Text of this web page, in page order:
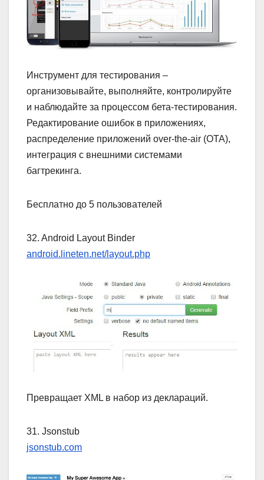
Инструмент для тестирования –
организовывайте, выполняйте, контролируйте
и наблюдайте за процессом бета-тестирования.
Редактирование ошибок в приложениях,
распределение приложений over-the-air (OTA),
интеграция с внешними системами
багтрекинга.
Бесплатно до 5 пользователей
32. Android Layout Binder
android.lineten.net/layout.php
Превращает XML в набор из деклараций.
31. Jsonstub
jsonstub.com